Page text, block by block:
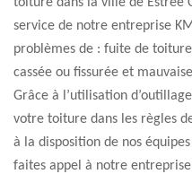
service de notre entreprise
problèmes de : fuite de
cassée ou fissurée et
Grâce à l’utilisation
votre toiture dans les règles
à la disposition de nos
faites appel à notre